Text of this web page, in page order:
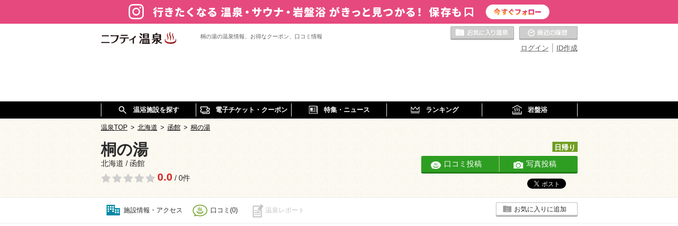
桐の湯の温泉情報、お得なクーポン、口コミ情報
ID作成
ログイン
お気に入りの温泉
温浴施設を探す 電子チケット・クーポン 特集・ニュース ランキング 岩盤浴
温泉TOP > 北海道 > 函館 > 桐の湯
桐の湯
北海道 / 函館
0.0 / 0件
日帰り
口コミ投稿 写真投稿
施設情報・アクセス 口コミ(0) 温泉レポート お気に入りに追加